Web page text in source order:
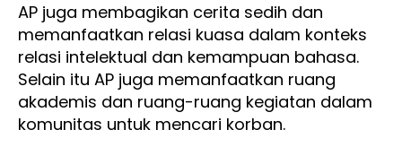
AP juga membagikan cerita sedih dan
memanfaatkan relasi kuasa dalam konteks
relasi intelektual dan kemampuan bahasa.
Selain itu AP juga memanfaatkan ruang
akademis dan ruang-ruang kegiatan dalam
komunitas untuk mencari korban.